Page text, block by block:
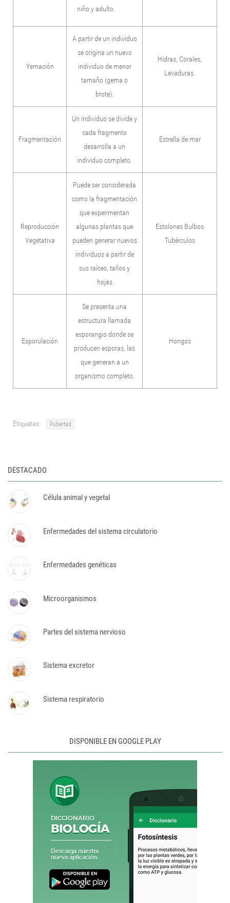
niño y adulto.
Yemación
A partir de un individuo
se origina un nuevo
individuo de menor
tamaño (gema o
brote).
Hidras, Corales,
Levaduras.
Fragmentación
Un individuo se divide y
cada fragmento
desarrolla a un
individuo completo.
Estrella de mar
Reproducción
Vegetativa
Puede ser considerada
como la fragmentación
que experimentan
algunas plantas que
pueden generar nuevos
individuos a partir de
sus raíces, tallos y
hojas
Estolones Bulbos
Tubérculos
Esporulación
Se presenta una
estructura llamada
esporangio donde se
producen esporas, las
que generan a un
organismo completo.
Hongos
Etiquetas: Pubertad
DESTACADO
Célula animal y vegetal
Enfermedades del sistema circulatorio
Enfermedades genéticas
Microorganismos
Partes del sistema nervioso
Sistema excretor
Sistema respiratorio
DISPONIBLE EN GOOGLE PLAY